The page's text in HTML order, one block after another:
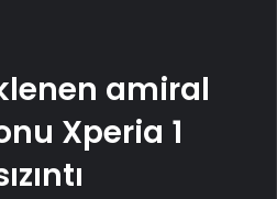
amiral
Xperia 1